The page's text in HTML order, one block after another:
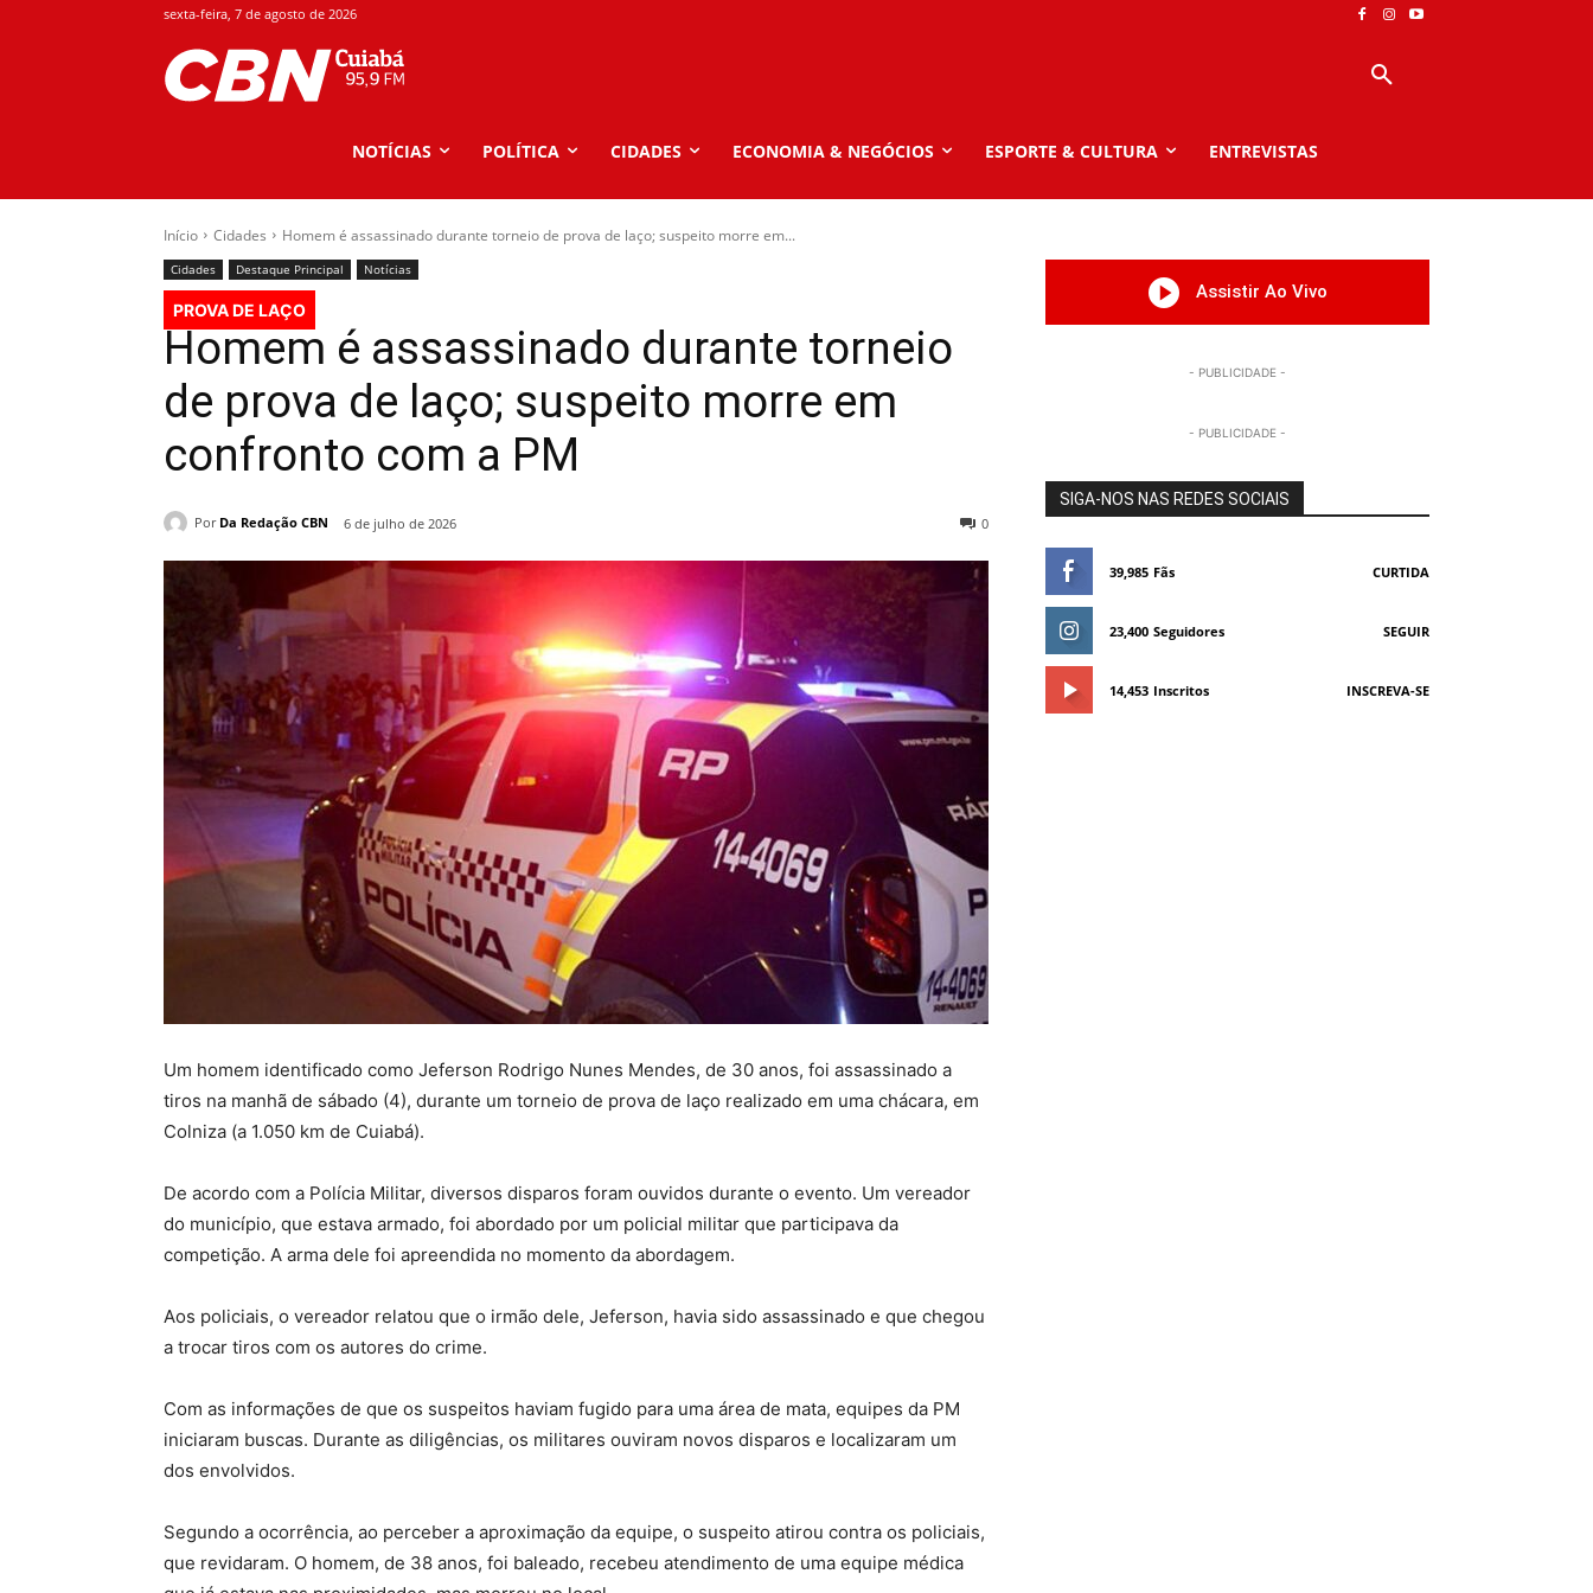
sexta-feira, 7 de agosto de 2026
NOTÍCIAS POLÍTICA CIDADES ECONOMIA & NEGÓCIOS ESPORTE & CULTURA ENTREVISTAS
Início Cidades Homem é assassinado durante torneio de prova de laço; suspeito morre em...
Cidades Destaque Principal Notícias
PROVA DE LAÇO
Homem é assassinado durante torneio
de prova de laço; suspeito morre em
confronto com a PM
Por Da Redação CBN 6 de julho de 2026 0
Um homem identificado como Jeferson Rodrigo Nunes Mendes, de 30 anos, foi assassinado a
tiros na manhã de sábado (4), durante um torneio de prova de laço realizado em uma chácara, em
Colniza (a 1.050 km de Cuiabá).
De acordo com a Polícia Militar, diversos disparos foram ouvidos durante o evento. Um vereador
do município, que estava armado, foi abordado por um policial militar que participava da
competição. A arma dele foi apreendida no momento da abordagem.
Aos policiais, o vereador relatou que o irmão dele, Jeferson, havia sido assassinado e que chegou
a trocar tiros com os autores do crime.
Com as informações de que os suspeitos haviam fugido para uma área de mata, equipes da PM
iniciaram buscas. Durante as diligências, os militares ouviram novos disparos e localizaram um
dos envolvidos.
Segundo a ocorrência, ao perceber a aproximação da equipe, o suspeito atirou contra os policiais,
que revidaram. O homem, de 38 anos, foi baleado, recebeu atendimento de uma equipe médica
Assistir Ao Vivo
- PUBLICIDADE -
- PUBLICIDADE -
SIGA-NOS NAS REDES SOCIAIS
39,985 Fãs CURTIDA
23,400 Seguidores SEGUIR
14,453 Inscritos INSCREVA-SE